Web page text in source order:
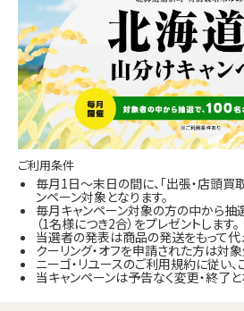
ご利用条件
毎月1日～末日の間に、「出張・店頭買
ンペーン対象となります。
毎月キャンペーン対象の方の中から抽
（1名様につき2合）をプレゼントします。
当選者の発表は商品の発送をもって代
クーリング・オフを申請された方は対象
ニーゴ・リユースのご利用規約に従い、
当キャンペーンは予告なく変更・終了